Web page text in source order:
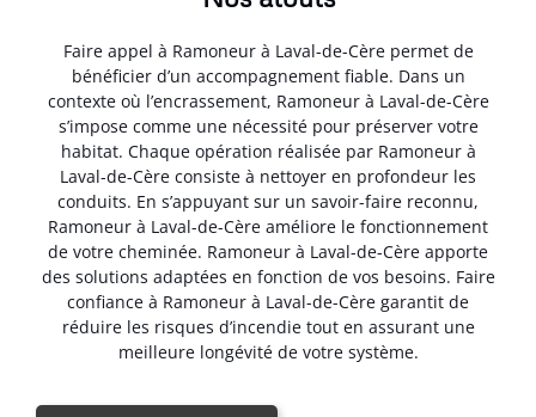
Faire appel à Ramoneur à Laval-de-Cère permet de
bénéficier d’un accompagnement fiable. Dans un
contexte où l’encrassement, Ramoneur à Laval-de-Cère
s’impose comme une nécessité pour préserver votre
habitat. Chaque opération réalisée par Ramoneur à
Laval-de-Cère consiste à nettoyer en profondeur les
conduits. En s’appuyant sur un savoir-faire reconnu,
Ramoneur à Laval-de-Cère améliore le fonctionnement
de votre cheminée. Ramoneur à Laval-de-Cère apporte
des solutions adaptées en fonction de vos besoins. Faire
confiance à Ramoneur à Laval-de-Cère garantit de
réduire les risques d’incendie tout en assurant une
meilleure longévité de votre système.